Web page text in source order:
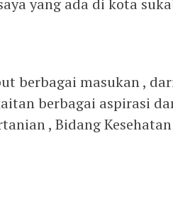
yang ada di kota
berbagai masukan ,
berbagai aspirasi
, Bidang